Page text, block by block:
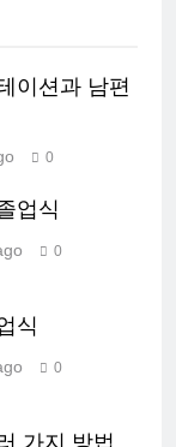
이션과 남편
0
업식
0
식
0
가지 방법